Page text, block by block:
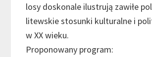
losy doskonale ilustrują zawiłe
litewskie stosunki kulturalne i
w XX wieku.
Proponowany program: